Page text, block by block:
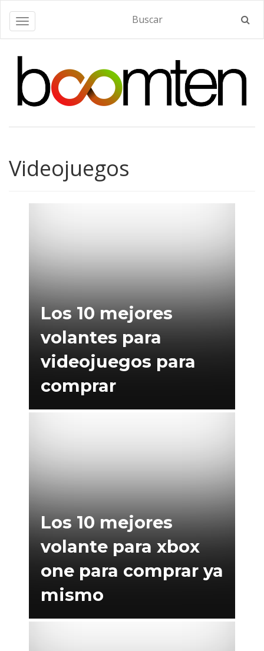
Alternar navegación
Videojuegos
Los 10 mejores
volantes para
videojuegos para
comprar
Los 10 mejores
volante para xbox
one para comprar ya
mismo